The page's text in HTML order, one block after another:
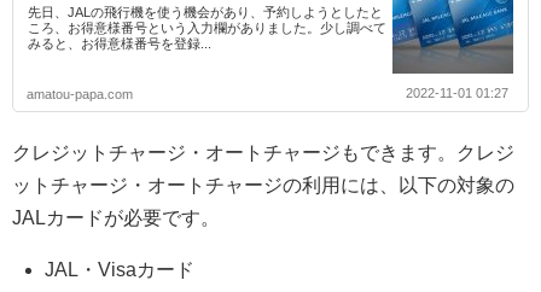
先日、JALの飛行機を使う機会があり、予約しようとしたと
ころ、お得意様番号という入力欄がありました。少し調べて
みると、お得意様番号を登録...
amatou-papa.com 2022-11-01 01:27
クレジットチャージ・オートチャージもできます。クレジ
ットチャージ・オートチャージの利用には、以下の対象の
JALカードが必要です。
JAL・Visaカード